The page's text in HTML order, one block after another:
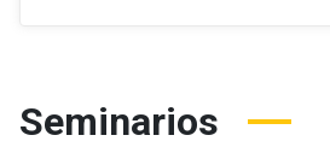
Seminarios